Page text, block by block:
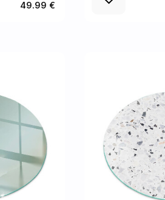
49.99 €